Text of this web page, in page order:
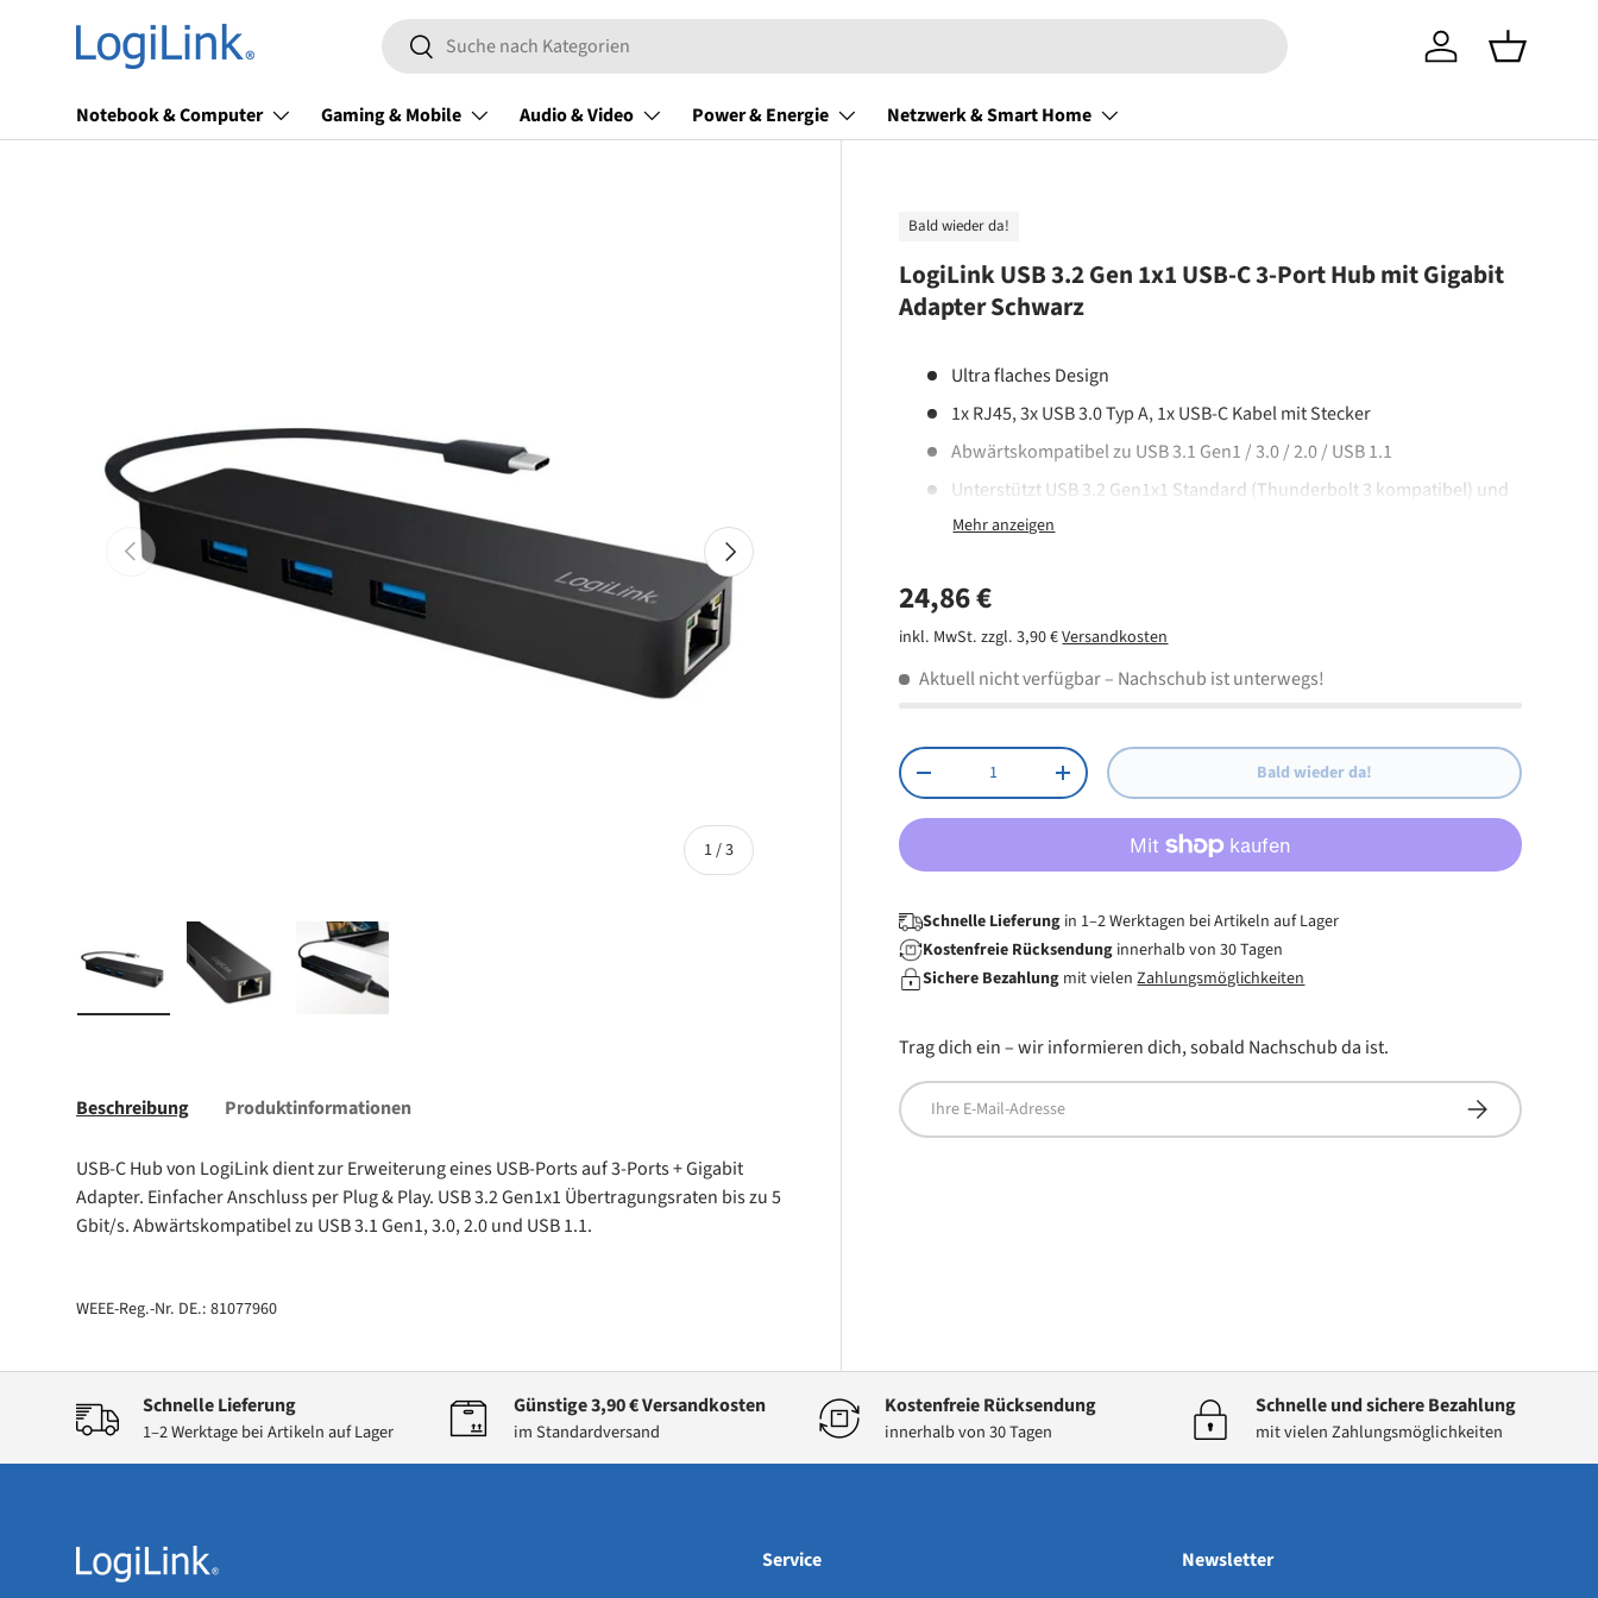
Direkt zum Inhalt
Suchen
Suchen Einloggen
Notebook & Computer Gaming & Mobile Audio & Video Power & Energie Netzwerk & Smart Home
Vorherige
1/von
3
Nächste
Bald wieder da!
LogiLink USB 3.2 Gen 1x1 USB-C 3-Port Hub mit Gigabit
Adapter Schwarz
Ultra flaches Design
1x RJ45, 3x USB 3.0 Typ A, 1x USB-C Kabel mit Stecker
Abwärtskompatibel zu USB 3.1 Gen1 / 3.0 / 2.0 / USB 1.1
Unterstützt USB 3.2 Gen1x1 Standard (Thunderbolt 3 kompatibel) und
hohe Übertragungsraten bis zu 5 Gbit/s
Unterstützt Suspend-Modus und Remote-Wake-Up über Link-Up
Deskriptoren und Adapterkonfiguration aus dem EEPROM nach der
Normaler Preis
24,86 €
inkl. MwSt. zzgl. 3,90 €Versandkosten
Aktuell nicht verfügbar– Nachschub ist unterwegs!
Anzahl
Menge verringern
Menge erhöhen Bald wieder da!
Schnelle Lieferung in 1–2 Werktagen bei Artikeln auf Lager
Kostenfreie Rücksendung innerhalb von 30 Tagen
Sichere Bezahlung mit vielenZahlungsmöglichkeiten
Trag dich ein – wir informieren dich, sobald Nachschub da ist.
E-Mail Abonnieren
Beschreibung Produktinformationen
USB-C Hub von LogiLink dient zur Erweiterung eines USB-Ports auf 3-Ports + Gigabit
Adapter. Einfacher Anschluss per Plug & Play. USB 3.2 Gen1x1 Übertragungsraten bis zu 5
Gbit/s. Abwärtskompatibel zu USB 3.1 Gen1, 3.0, 2.0 und USB 1.1.
WEEE-Reg.-Nr. DE.: 81077960
Schnelle Lieferung
1–2 Werktage bei Artikeln auf Lager
Günstige 3,90 € Versandkosten
im Standardversand
Kostenfreie Rücksendung
innerhalb von 30 Tagen
Schnelle und sichere Bezahlung
mit vielen Zahlungsmöglichkeiten
Service
Newsletter